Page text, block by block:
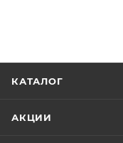
КАТАЛОГ
АКЦИИ